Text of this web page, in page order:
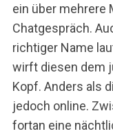
ein über mehrere
Chatgespräch.
richtiger Name
wirft diesen dem
Kopf. Anders als
jedoch online.
fortan eine